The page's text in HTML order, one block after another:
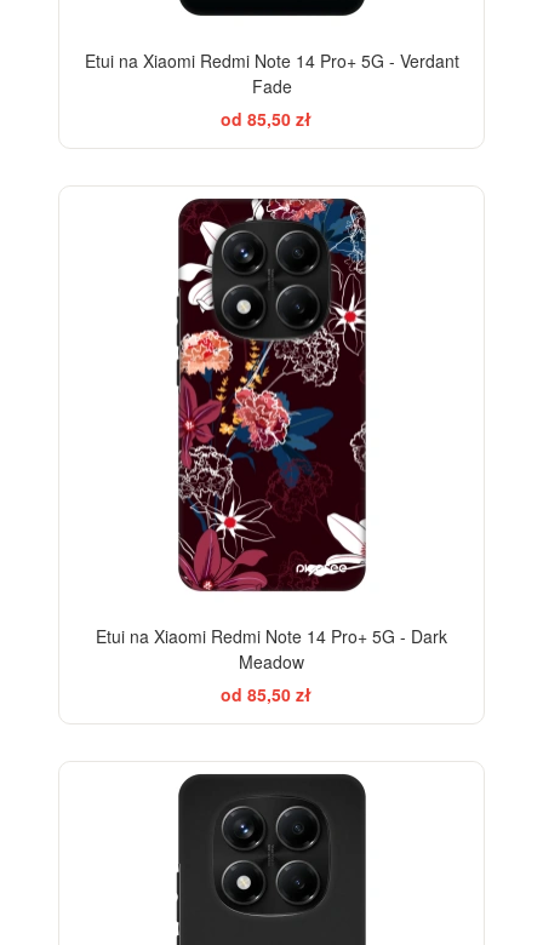
Etui na Xiaomi Redmi Note 14 Pro+ 5G - Verdant
Fade
od 85,50 zł
Etui na Xiaomi Redmi Note 14 Pro+ 5G - Dark
Meadow
od 85,50 zł